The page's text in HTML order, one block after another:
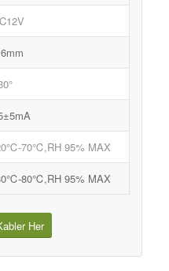
70℃,RH 95% MAX
80℃,RH 95% MAX
Her